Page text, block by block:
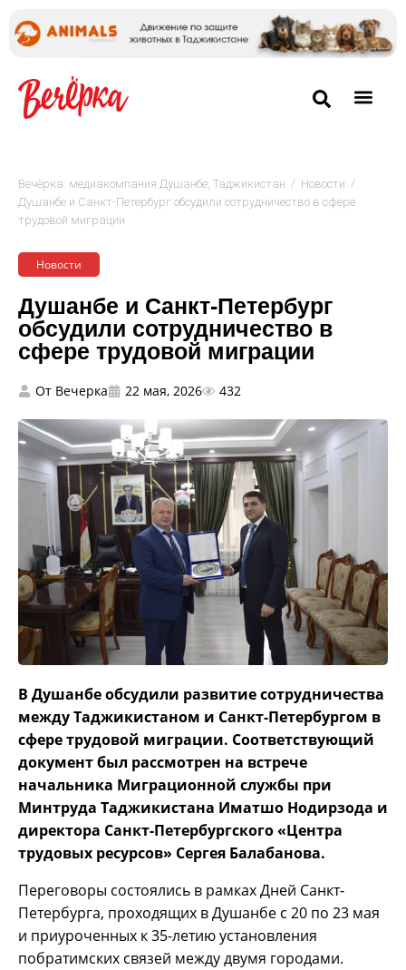
Вечёрка: медиакомпания Душанбе, Таджикистан / Новости /
Душанбе и Санкт-Петербург обсудили сотрудничество в сфере
трудовой миграции
Новости
Душанбе и Санкт-Петербург
обсудили сотрудничество в
сфере трудовой миграции
От Вечерка 22 мая, 2026 432
В Душанбе обсудили развитие сотрудничества
между Таджикистаном и Санкт-Петербургом в
сфере трудовой миграции. Соответствующий
документ был рассмотрен на встрече
начальника Миграционной службы при
Минтруда Таджикистана Иматшо Нодирзода и
директора Санкт-Петербургского «Центра
трудовых ресурсов» Сергея Балабанова.
Переговоры состоялись в рамках Дней Санкт-
Петербурга, проходящих в Душанбе с 20 по 23 мая
и приуроченных к 35-летию установления
побратимских связей между двумя городами.